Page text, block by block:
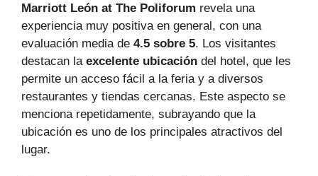
Marriott León at The Poliforum revela una
experiencia muy positiva en general, con una
evaluación media de 4.5 sobre 5. Los visitantes
destacan la excelente ubicación del hotel, que les
permite un acceso fácil a la feria y a diversos
restaurantes y tiendas cercanas. Este aspecto se
menciona repetidamente, subrayando que la
ubicación es uno de los principales atractivos del
lugar.